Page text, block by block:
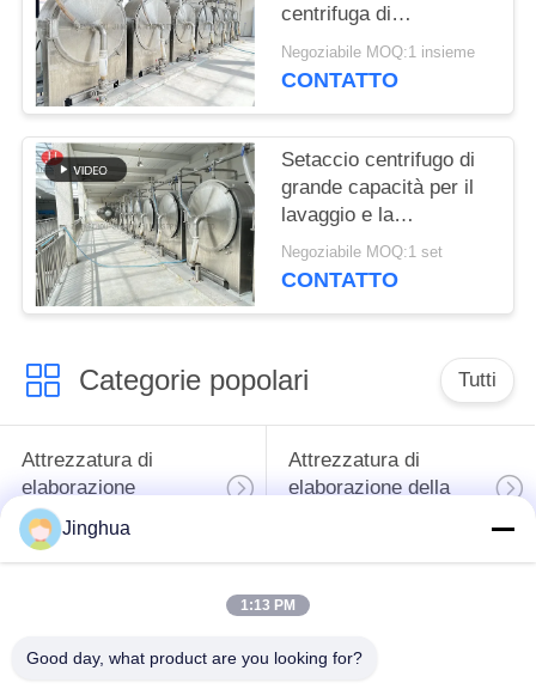
centrifuga di
disidratazione che fa
macchina
Negoziabile MOQ:1 insieme
CONTATTO
Setaccio centrifugo di
grande capacità per il
lavaggio e la
disidratazione dei
residui dell'amido
Negoziabile MOQ:1 set
CONTATTO
Categorie popolari Tutti
Attrezzatura di
elaborazione
dell'amido di manioca
Attrezzatura di
elaborazione della
Macchina dell'amido
Jinghua
1:13 PM
Good day, what product are you looking for?